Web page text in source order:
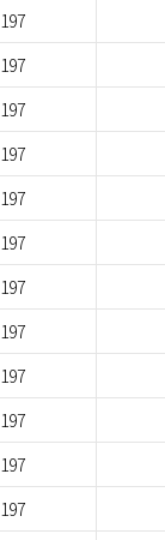
197
197
197
197
197
197
197
197
197
197
197
197